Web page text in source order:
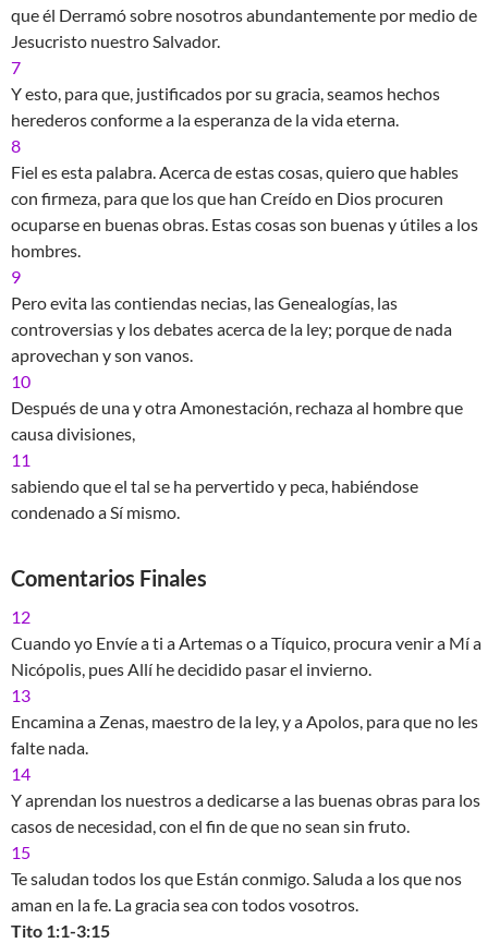
que él Derramó sobre nosotros abundantemente por medio de
Jesucristo nuestro Salvador.
7
Y esto, para que, justificados por su gracia, seamos hechos
herederos conforme a la esperanza de la vida eterna.
8
Fiel es esta palabra. Acerca de estas cosas, quiero que hables
con firmeza, para que los que han Creído en Dios procuren
ocuparse en buenas obras. Estas cosas son buenas y útiles a los
hombres.
9
Pero evita las contiendas necias, las Genealogías, las
controversias y los debates acerca de la ley; porque de nada
aprovechan y son vanos.
10
Después de una y otra Amonestación, rechaza al hombre que
causa divisiones,
11
sabiendo que el tal se ha pervertido y peca, habiéndose
condenado a Sí mismo.
Comentarios Finales
12
Cuando yo Envíe a ti a Artemas o a Tíquico, procura venir a Mí a
Nicópolis, pues Allí he decidido pasar el invierno.
13
Encamina a Zenas, maestro de la ley, y a Apolos, para que no les
falte nada.
14
Y aprendan los nuestros a dedicarse a las buenas obras para los
casos de necesidad, con el fin de que no sean sin fruto.
15
Te saludan todos los que Están conmigo. Saluda a los que nos
aman en la fe. La gracia sea con todos vosotros.
Tito 1:1-3:15